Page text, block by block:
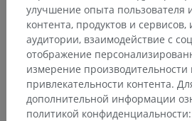
животных
Переводы
улучшение опыта пользователя
контента, продуктов и
аудитории, взаимодействие с
отображение
измерение производительности
привлекательности контента.
дополнительной информации
политикой конфиденциальности: